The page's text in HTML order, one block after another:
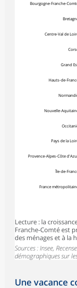
Bourgogne-Franche-
Centre-Val de
Grand
Hauts-de-
Nouvelle-
Pays de la
Provence-Alpes-Côte
Île-de-
France
Lecture : la
Franche-Comté est
des ménages et à la
Sources : Insee,
démographiques sur
Une vacance